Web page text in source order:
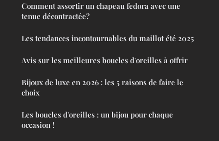
Comment assortir un chapeau fedora avec une
tenue décontractée?
Les tendances incontournables du maillot été 2025
Avis sur les meilleures boucles d'oreilles à offrir
Bijoux de luxe en 2026 : les 5 raisons de faire le
choix
Les boucles d'oreilles : un bijou pour chaque
occasion !